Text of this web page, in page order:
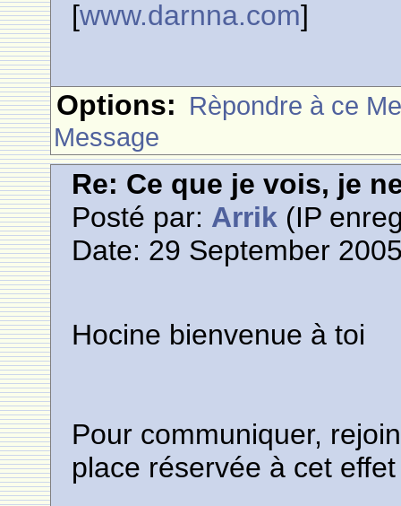
[www.darnna.com]
Options: Rèpondre à ce
Message
Re: Ce que je vois, je
Posté par: Arrik (IP
Date: 29 September
Hocine bienvenue à toi
Pour communiquer,
place réservée à cet effet